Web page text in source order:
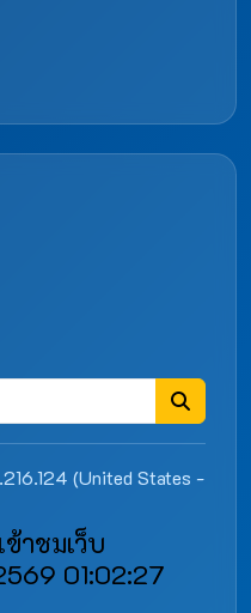
(United States -
าชมเว็บ
01:02:27